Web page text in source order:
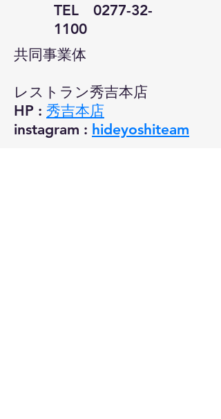
​TEL 0277-32-
1100
共同事業体
レストラン秀吉本店
HP : 秀吉本店
instagram : hideyoshiteam